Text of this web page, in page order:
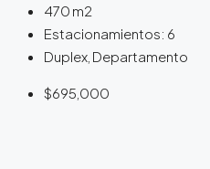
470 m2
Estacionamientos: 6
Duplex, Departamento
$695,000